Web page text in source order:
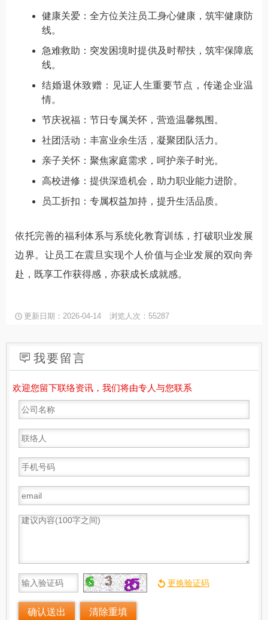
健康关爱：全方位关注员工身心健康，筑牢健康防
线。
急难救助：突发困境时提供及时帮扶，筑牢保障底
线。
结婚退休致赠：见证人生重要节点，传递企业温
情。
节庆祝福：节日专属关怀，营造温馨氛围。
社团活动：丰富业余生活，凝聚团队活力。
亲子关怀：聚焦家庭需求，呵护亲子时光。
高校进修：提供深造机会，助力职业能力进阶。
员工折扣：专属权益加持，提升生活品质。
依托完善的福利体系与系统化教育训练，打破职业发展
边界。让员工在震旦实现个人价值与企业发展的双向奔
赴，既享工作获得感，亦获成长成就感。
更新日期：2026-04-14 浏览人次：55287
我要留言
欢迎您留下联络资讯，我们将由专人与您联系